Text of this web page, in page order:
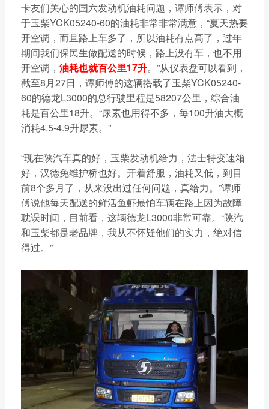
卡友们关心的国六发动机油耗问题，谭师傅表示，对
于玉柴YCK05240-60的油耗非常非常满意，“夏天热要
开空调，而且路上车多了，所以油耗有点高了，过年
期间我们保民生做配送的时候，路上没有车，也不用
开空调， 油耗也就百公里17升。”从仪表盘可以看到，
截至8月27日，谭师傅的这辆搭载了玉柴YCK05240-
60的德龙L3000的总行驶里程是58207公里，综合油
耗是百公里18升。“尿素也用得不多，每100升油大概
消耗4.5-4.9升尿素。”
“现在陕汽车真的好，玉柴发动机给力，法士特变速箱
好，汉德免维护桥也好。开着舒服，油耗又低，到目
前8个多月了，从来没出过任何问题，真给力。”谭师
傅说他每天配送的鲜活鱼虾最怕车辆在路上因为故障
耽误时间，目前看，这辆德龙L3000非常可靠。“陕汽
和玉柴都是老品牌，我从不怀疑他们的实力，绝对信
得过。”